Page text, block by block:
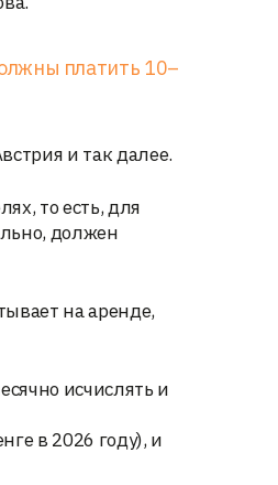
платить 10–
и так далее.
то есть, для
должен
на аренде,
исчислять и
в 2026 году), и